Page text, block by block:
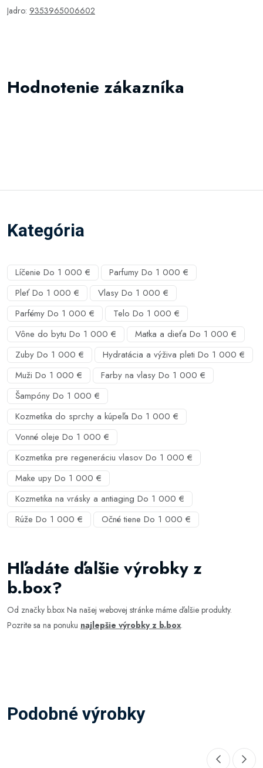
Jadro: 9353965006602
Hodnotenie zákazníka
Kategória
Líčenie Do 1 000 €
Parfumy Do 1 000 €
Pleť Do 1 000 €
Vlasy Do 1 000 €
Parfémy Do 1 000 €
Telo Do 1 000 €
Vône do bytu Do 1 000 €
Matka a dieťa Do 1 000 €
Zuby Do 1 000 €
Hydratácia a výživa pleti Do 1 000 €
Muži Do 1 000 €
Farby na vlasy Do 1 000 €
Šampóny Do 1 000 €
Kozmetika do sprchy a kúpeľa Do 1 000 €
Vonné oleje Do 1 000 €
Kozmetika pre regeneráciu vlasov Do 1 000 €
Make upy Do 1 000 €
Kozmetika na vrásky a antiaging Do 1 000 €
Rúže Do 1 000 €
Očné tiene Do 1 000 €
Hľadáte ďalšie výrobky z
b.box?
Od značky b.box Na našej webovej stránke máme ďalšie produkty.
Pozrite sa na ponuku najlepšie výrobky z b.box.
Podobné výrobky